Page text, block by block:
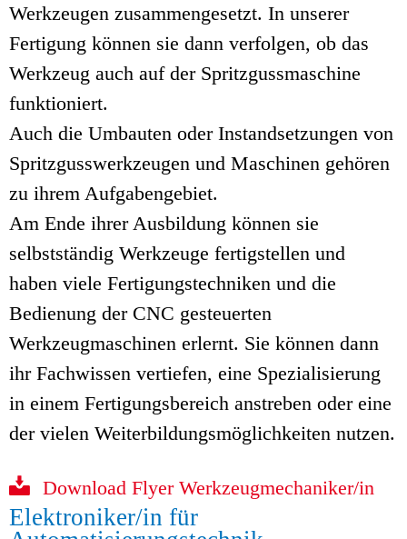
Werkzeugen zusammengesetzt. In unserer
Fertigung können sie dann verfolgen, ob das
Werkzeug auch auf der Spritzgussmaschine
funktioniert.
Auch die Umbauten oder Instandsetzungen von
Spritzgusswerkzeugen und Maschinen gehören
zu ihrem Aufgabengebiet.
Am Ende ihrer Ausbildung können sie
selbstständig Werkzeuge fertigstellen und
haben viele Fertigungstechniken und die
Bedienung der CNC gesteuerten
Werkzeugmaschinen erlernt. Sie können dann
ihr Fachwissen vertiefen, eine Spezialisierung
in einem Fertigungsbereich anstreben oder eine
der vielen Weiterbildungsmöglichkeiten nutzen.
Download Flyer Werkzeugmechaniker/in
Elektroniker/in für